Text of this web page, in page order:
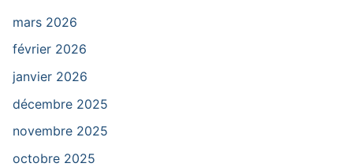
mars 2026
février 2026
janvier 2026
décembre 2025
novembre 2025
octobre 2025